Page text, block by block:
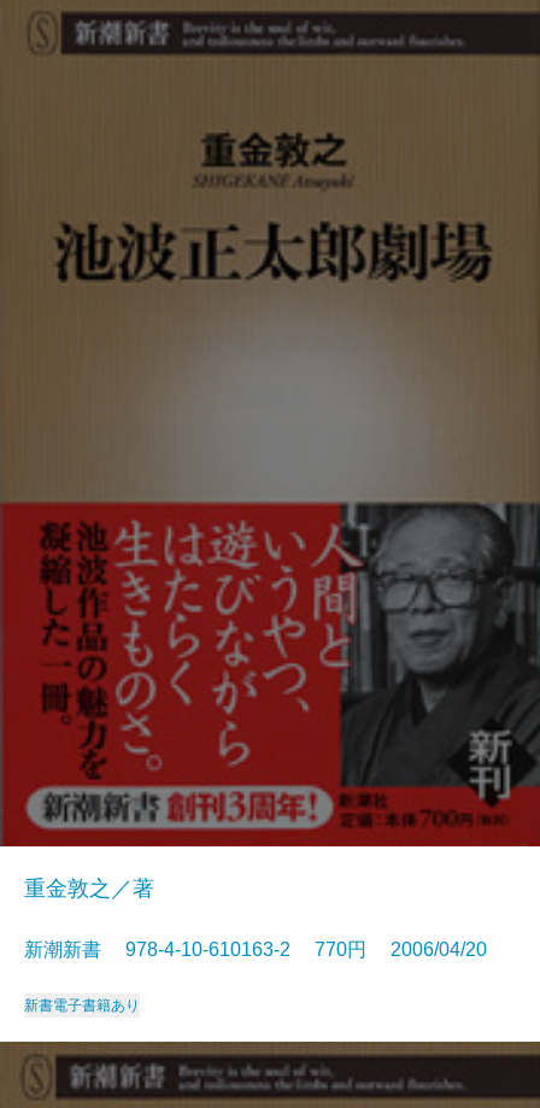
重金敦之／著
新潮新書 978-4-10-610163-2 770円 2006/04/20
新書電子書籍あり